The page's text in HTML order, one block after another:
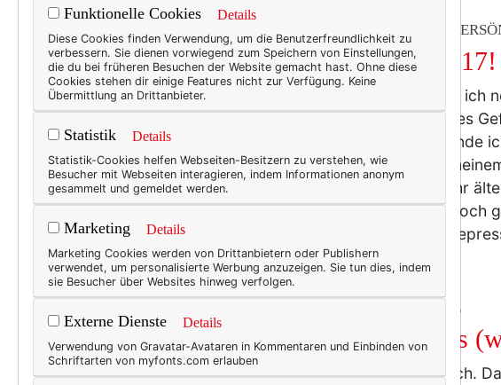
TEXTERELLA
Happy
Silvester habe ich
mich ein großes
im Jahr empfinde
nicht mal an
wieder ein Jahr
ist? Es hatte doch
bisschen zu
50+ LIFESTYLE
2017. Was
Zwei Tage noch.
Funktionelle Cookies Details
Diese Cookies finden Verwendung, um die Benutzerfreundlichkeit zu
verbessern. Sie dienen vorwiegend zum Speichern von Einstellungen,
die du bei früheren Besuchen der Website gemacht hast. Ohne diese
Cookies stehen dir einige Features nicht zur Verfügung. Keine
Übermittlung an Drittanbieter.
Statistik Details
Statistik-Cookies helfen Webseiten-Besitzern zu verstehen, wie
Besucher mit Webseiten interagieren, indem Informationen anonym
gesammelt und gemeldet werden.
Marketing Details
Marketing Cookies werden von Drittanbietern oder Publishern
verwendet, um personalisierte Werbung anzuzeigen. Sie tun dies, indem
sie Besucher über Websites hinweg verfolgen.
Externe Dienste Details
Verwendung von Gravatar-Avataren in Kommentaren und Einbinden von
Schriftarten von myfonts.com erlauben